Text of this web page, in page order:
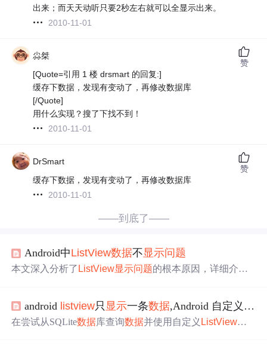
出来；而天天动听只要2秒左右就可以全显示出来。
2010-11-01
尛桀
[Quote=引用 1 楼 drsmart 的回复:]
缓存下数据，发现有变动了，再修改数据库
[/Quote]
用什么实现？搜了下找不到！
2010-11-01
赞
DrSmart
缓存下数据，发现有变动了，再修改数据库
2010-11-01
赞
——到底了——
Android中ListView数据不显示问题
本文深入分析了 ListView显示问题的根本原因，详细介绍
法，包括数据加载前的初始化、数据变化时的适配器更
新，以及避免适配器接收到空数据的策略。
android listview只 显示一条数据,Android 自定义
在尝试从SQLite数据库查询数据并使用自定义 ListView显